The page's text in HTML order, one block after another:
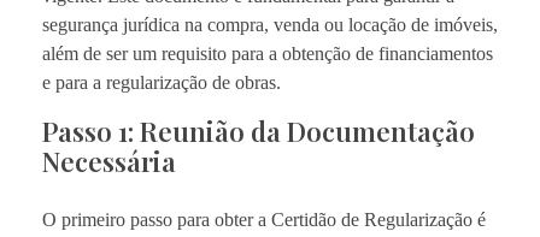
segurança jurídica na compra, venda ou locação de imóveis,
além de ser um requisito para a obtenção de financiamentos
e para a regularização de obras.
Passo 1: Reunião da Documentação
Necessária
O primeiro passo para obter a Certidão de Regularização é